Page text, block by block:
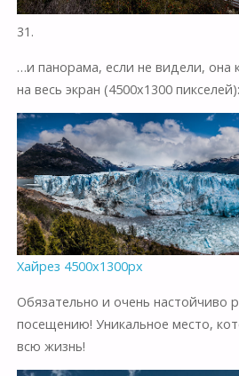
31.
…и панорама, если не видели, она
на весь экран (4500х1300 пикселей):
Хайрез 4500х1300px
Обязательно и очень настойчиво
посещению! Уникальное место,
всю жизнь!